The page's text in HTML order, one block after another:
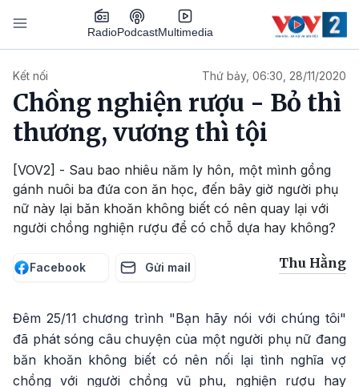
Nhảy đến nội dung
RadioPodcastMultimedia
Kết nối Thứ bảy, 06:30, 28/11/2020
Chồng nghiện rượu - Bỏ thì
thương, vương thì tội
[VOV2] - Sau bao nhiêu năm ly hôn, một mình gồng
gánh nuôi ba đứa con ăn học, đến bây giờ người phụ
nữ này lại băn khoăn không biết có nên quay lại với
người chồng nghiện rượu để có chỗ dựa hay không?
Facebook Gửi mail Thu Hằng
Đêm 25/11 chương trình "Bạn hãy nói với chúng tôi"
đã phát sóng câu chuyện của một người phụ nữ đang
băn khoăn không biết có nên nối lại tình nghĩa vợ
chồng với người chồng vũ phu, nghiện rượu hay